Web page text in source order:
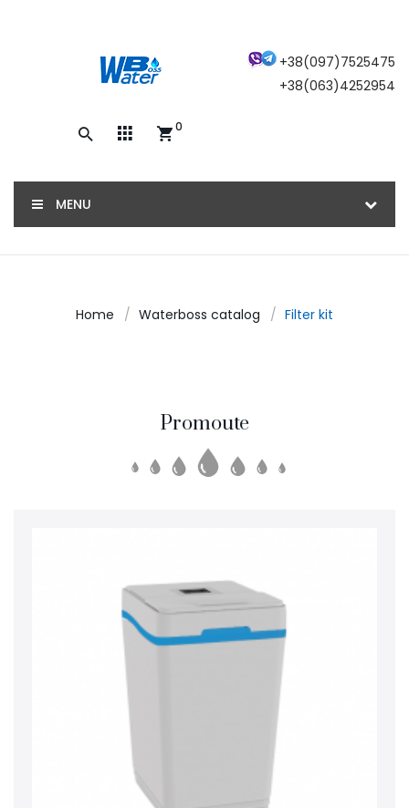
+38(097)7525475
+38(063)4252954
0
MENU
Home Waterboss catalog Filter kit
Promoute
Закажите обратный звонок, и наш
ОТПРАВИТЬ